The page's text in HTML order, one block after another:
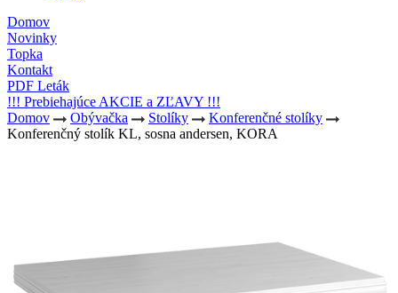
Domov
Novinky
Topka
Kontakt
PDF Leták
!!! Prebiehajúce AKCIE a ZĽAVY !!!
Domov
Obývačka Stolíky
Konferenčné stolíky
Konferenčný stolík KL, sosna andersen, KORA